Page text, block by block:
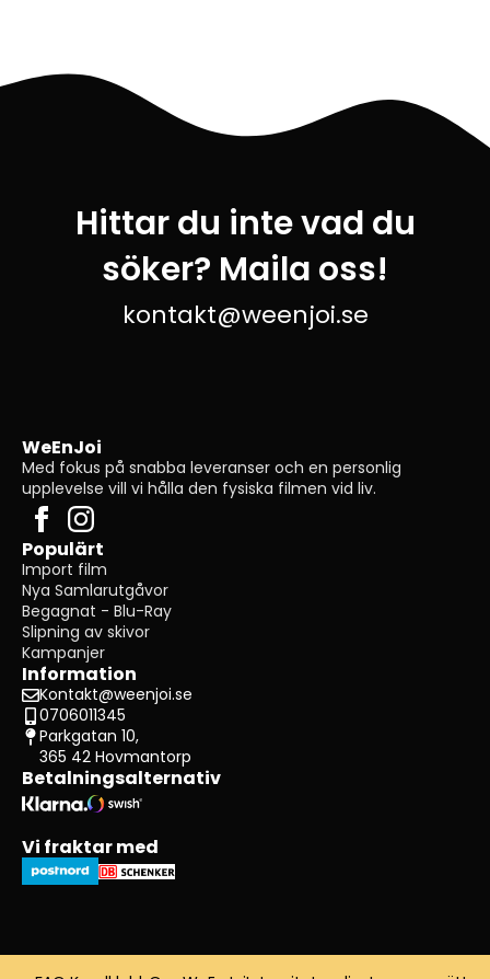
Hittar du inte vad du
söker? Maila oss!
kontakt@weenjoi.se
WeEnJoi
Med fokus på snabba leveranser och en personlig
upplevelse vill vi hålla den fysiska filmen vid liv.
Populärt
Import film
Nya Samlarutgåvor
Begagnat - Blu-Ray
Slipning av skivor
Kampanjer
Information
Kontakt@weenjoi.se
0706011345
Parkgatan 10,
365 42 Hovmantorp
Betalningsalternativ
Vi fraktar med